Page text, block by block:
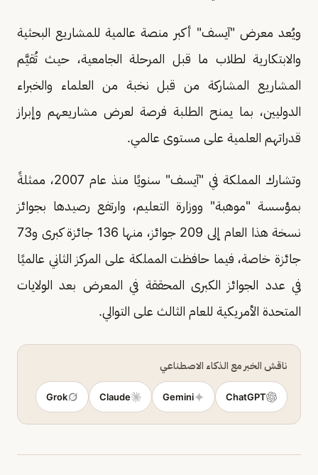
ويُعد معرض "آيسف" أكبر منصة عالمية للمشاريع البحثية
والابتكارية لطلاب ما قبل المرحلة الجامعية، حيث تُقيَّم
المشاريع المشاركة من قبل نخبة من العلماء والخبراء
الدوليين، بما يمنح الطلبة فرصة لعرض مشاريعهم وإبراز
قدراتهم العلمية على مستوى عالمي.
وتشارك المملكة في "آيسف" سنويًا منذ عام 2007، ممثلةً
بمؤسسة "موهبة" ووزارة التعليم، وارتفع رصيدها بجوائز
نسخة هذا العام إلى 209 جوائز، منها 136 جائزة كبرى و73
جائزة خاصة، فيما حافظت المملكة على المركز الثاني عالميًا
في عدد الجوائز الكبرى المحققة في المعرض بعد الولايات
المتحدة الأمريكية للعام الثالث على التوالي.
ناقش الخبر مع الذكاء الاصطناعي
ChatGPT
Gemini
Claude
Grok